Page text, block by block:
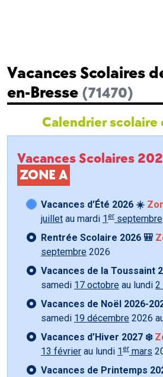
Vacances Scolaires
en-Bresse (71470)
Calendrier scolaire
Vacances Scolaires
ZONE A
Vacances d’Été 2026 ☀️
juillet au mardi 1 er septembre
Rentrée Scolaire 2026 🎒
septembre 2026
Vacances de la Toussaint
samedi 17 octobre au lundi 2
Vacances de Noël 2026-
samedi 19 décembre 2026
Vacances d’Hiver 2027 ❄️
13 février au lundi 1 er mars
Vacances de Printemps